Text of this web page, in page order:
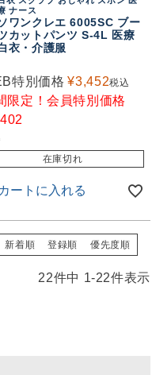
ナース
ワンクレエ 6005SC ブー
カットパンツ S-4L 医療
衣・介護服
特別価格 ¥3,452税込
限定！会員特別価格
在庫切れ
カートに入れる
新着順 登録順 優先度順
22件中 1-22件表示